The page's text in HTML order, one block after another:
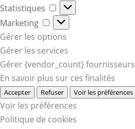
Statistiques
Statistiques
Marketing
Marketing
Gérer les options
Gérer les services
Gérer {vendor_count} fournisseurs
En savoir plus sur ces finalités
Accepter Refuser Voir les préférences
Voir les préférences
Politique de cookies